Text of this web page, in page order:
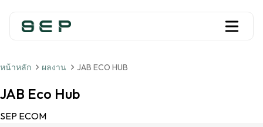
หน้าหลัก ผลงาน JAB ECO HUB
JAB Eco Hub
SEP ECOM